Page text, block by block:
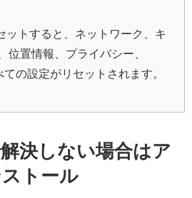
ットすると、ネットワーク、キ
置情報、プライバシー、
の設定がリセットされます。
決しない場合はア
トール